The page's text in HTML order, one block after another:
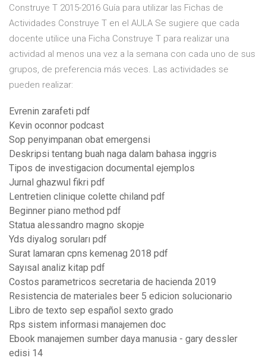
Construye T 2015-2016 Guía para utilizar las Fichas de
Actividades Construye T en el AULA Se sugiere que cada
docente utilice una Ficha Construye T para realizar una
actividad al menos una vez a la semana con cada uno de sus
grupos, de preferencia más veces. Las actividades se
pueden realizar:
Evrenin zarafeti pdf
Kevin oconnor podcast
Sop penyimpanan obat emergensi
Deskripsi tentang buah naga dalam bahasa inggris
Tipos de investigacion documental ejemplos
Jurnal ghazwul fikri pdf
Lentretien clinique colette chiland pdf
Beginner piano method pdf
Statua alessandro magno skopje
Yds diyalog soruları pdf
Surat lamaran cpns kemenag 2018 pdf
Sayısal analiz kitap pdf
Costos parametricos secretaria de hacienda 2019
Resistencia de materiales beer 5 edicion solucionario
Libro de texto sep español sexto grado
Rps sistem informasi manajemen doc
Ebook manajemen sumber daya manusia - gary dessler
edisi 14